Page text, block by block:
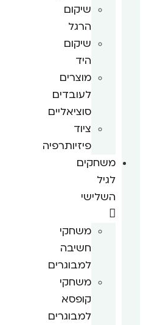
שיקום
הרגל
שיקום
היד
מוצרים
לעובדים
סוציאליים
ציוד
פיזיותרפיה
משחקים
לגיל
השלישי
משחקי
חשיבה
למבוגרים
משחקי
קופסא
למבוגרים